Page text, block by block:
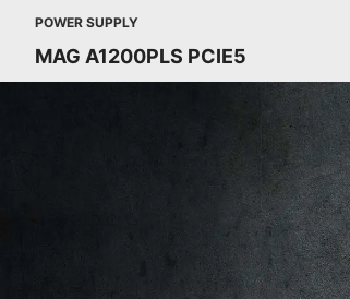
POWER SUPPLY
MAG A1200PLS PCIE5